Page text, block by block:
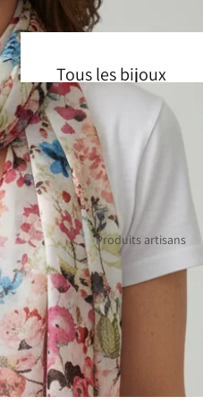
Tous les bijoux
Boucles d'oreilles
Colliers
Bagues
Bracelets
Broches
Par artisan
Audrey Seyer
BOM Design
Claudine Moncion
Produits artisans